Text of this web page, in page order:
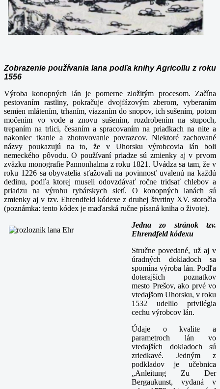
Zobrazenie používania lana podľa knihy Agricollu z roku
1556
Výroba konopných lán je pomerne zložitým procesom. Začína
pestovaním rastliny, pokračuje dvojfázovým zberom, vyberaním
semien mlátením, trhaním, viazaním do snopov, ich sušením, potom
močením vo vode a znovu sušením, rozdrobením na stupoch,
trepaním na trlici, česaním a spracovaním na priadkach na nite a
nakoniec tkanie a zhotovovanie povrazcov. Niektoré zachované
názvy poukazujú na to, že v Uhorsku výrobcovia lán boli
nemeckého pôvodu. O používaní priadze sú zmienky aj v prvom
zväzku monografie Pannonhalma z roku 1821. Uvádza sa tam, že v
roku 1226 sa obyvatelia sťažovali na povinnosť uvalenú na každú
dedinu, podľa ktorej museli odovzdávať ročne tridsať chlebov a
priadzu na výrobu rybárskych sietí. O konopných lanách sú
zmienky aj v tzv. Ehrendfeld kódexe z druhej štvrtiny XV. storočia
(poznámka: tento kódex je maďarská ručne písaná kniha o živote).
Jedna zo stránok tzv.
Ehrendfeld kódexu
Stručne povedané, už aj v
úradných dokladoch sa
spomína výroba lán. Podľa
doterajších poznatkov
mesto Prešov, ako prvé vo
vtedajšom Uhorsku, v roku
1532 udelilo privilégia
cechu výrobcov lán.
Údaje o kvalite a
parametroch lán vo
vtedajších dokladoch sú
zriedkavé. Jedným z
podkladov je učebnica
„Anleitung Zu Der
Bergaukunst, vydaná v